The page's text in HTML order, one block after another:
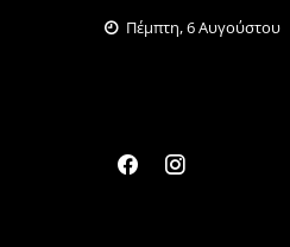
Πέμπτη, 6 Αυγούστου